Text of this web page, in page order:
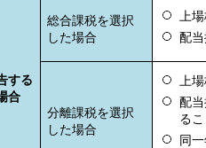
する
合
総合課税を選択
した場合
上
配
分離課税を選択
した場合
上
配
るこ
同